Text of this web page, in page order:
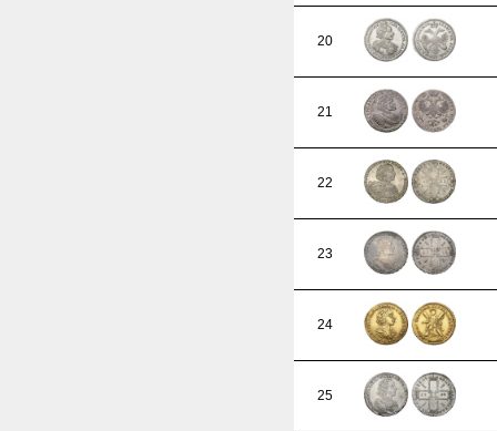
20
21
22
23
24
25